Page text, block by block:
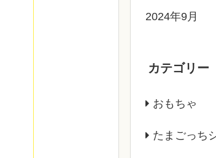
2024年9月
カテゴリー
おもちゃ
たまごっち